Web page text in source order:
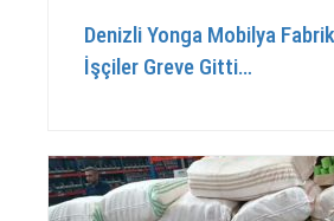
Denizli Yonga Mobilya
İşçiler Greve Gitti…